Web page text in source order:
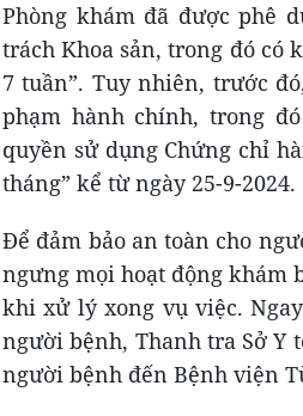
Phòng khám đã được phê
trách Khoa sản, trong đó có
7 tuần”. Tuy nhiên, trước
phạm hành chính, trong
quyền sử dụng Chứng chỉ
tháng” kể từ ngày 25-9-2024.
Để đảm bảo an toàn cho
ngưng mọi hoạt động khám
khi xử lý xong vụ việc.
người bệnh, Thanh tra Sở Y
người bệnh đến Bệnh viện